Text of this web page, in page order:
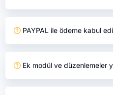
PAYPAL ile ödeme kabul
Ek modül ve düzenlemeler